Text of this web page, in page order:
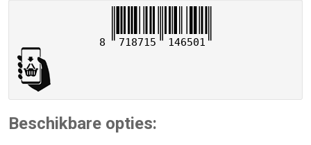
8 718715 146501
Beschikbare opties: